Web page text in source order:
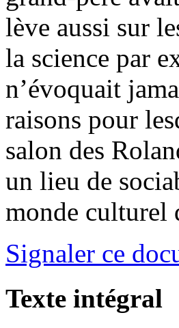
lève aussi sur
la science par
n’évoquait
raisons pour
salon des
un lieu de
monde culturel
Signaler ce
Texte intégral